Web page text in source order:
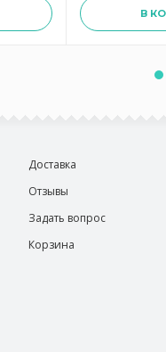
В
Доставка
Отзывы
Задать вопрос
Корзина